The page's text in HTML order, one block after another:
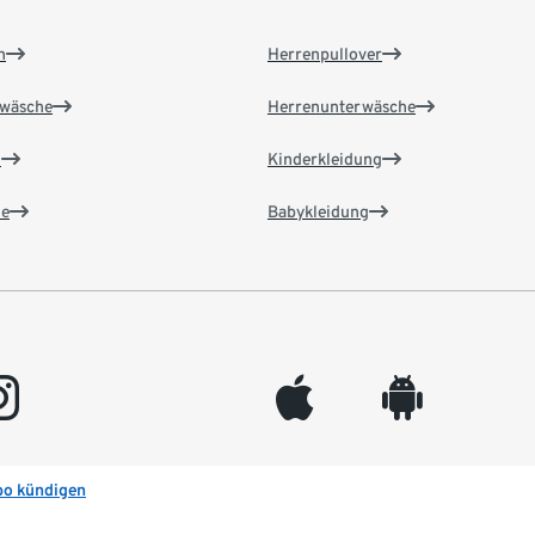
Herrenpullover
Herrenunterwäsche
Kinderkleidung
Babykleidung
appleinc android
kündigen